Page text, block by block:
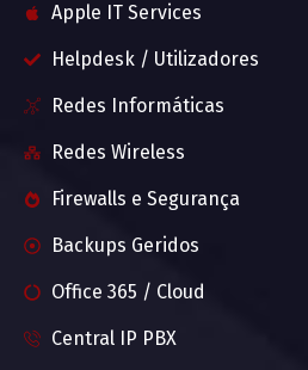
Apple IT Services
Helpdesk / Utilizadores
Redes Informáticas
Redes Wireless
Firewalls e Segurança
Backups Geridos
Office 365 / Cloud
Central IP PBX